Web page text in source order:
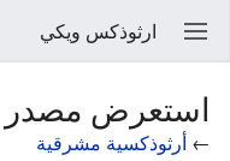
ارثوذكس ويكي
استعرض مصدر
← أرثوذكسية مشرقية